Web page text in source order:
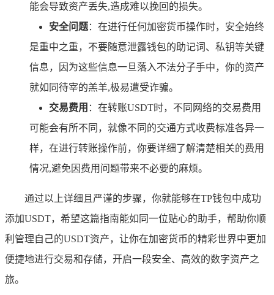
能会导致资产丢失,造成难以挽回的损失。
安全问题：在进行任何加密货币操作时，安全始终
是重中之重，不要随意泄露钱包的助记词、私钥等关键
信息，因为这些信息一旦落入不法分子手中，你的资产
就如同待宰的羔羊,极易遭受诈骗。
交易费用 ：在转账USDT时，不同网络的交易费用
可能会有所不同，就像不同的交通方式收费标准各异一
样，在进行转账操作前，你要详细了解清楚相关的费用
情况,避免因费用问题带来不必要的麻烦。
通过以上详细且严谨的步骤，你就能够在TP钱包中成功
添加USDT，希望这篇指南能如同一位贴心的助手，帮助你顺
利管理自己的USDT资产，让你在加密货币的精彩世界中更加
便捷地进行交易和存储，开启一段安全、高效的数字资产之
旅。